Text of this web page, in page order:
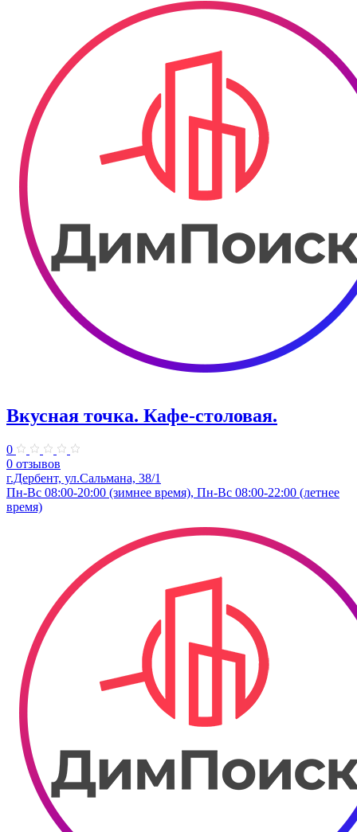
Вкусная точка. ​Кафе-столовая.
0
0 отзывов
г.Дербент, ​ул.​Сальмана, 38/1
Пн-Вс 08:00-20:00 (зимнее время), Пн-Вс 08:00-22:00 (летнее
время)